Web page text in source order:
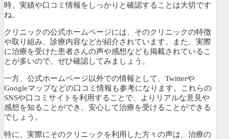
時、実績や口コミ情報をしっかりと確認することは大切です
ね。
クリニックの公式ホームページには、そのクリニックの特徴
や取り組み、診療内容などが紹介されています。また、 実際
に治療を受けた患者さんの声や感想なども掲載されているこ
とが多いので、ぜひ確認してみましょう。
一方、公式ホームページ以外での情報として、Twitterや
Googleマップなどの口コミ情報も参考になります。これらの
SNSや口コミサイトを利用することで、よりリアルな意見や
感想を知ることができ、安心して治療を受けることができる
でしょう。
特に、実際にそのクリニックを利用した方々の声は、治療の